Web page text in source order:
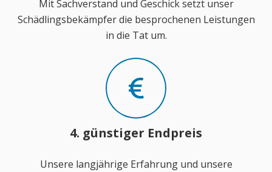
Mit Sachverstand und Geschick setzt unser
Schädlingsbekämpfer die besprochenen Leistungen
in die Tat um.
4. günstiger Endpreis
Unsere langjährige Erfahrung und unsere